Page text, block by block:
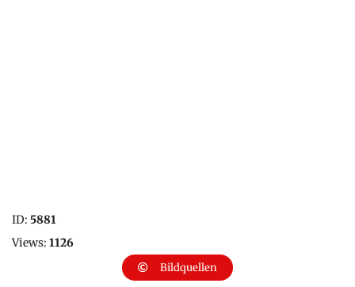
ID: 5881
Views: 1126
Bildquellen